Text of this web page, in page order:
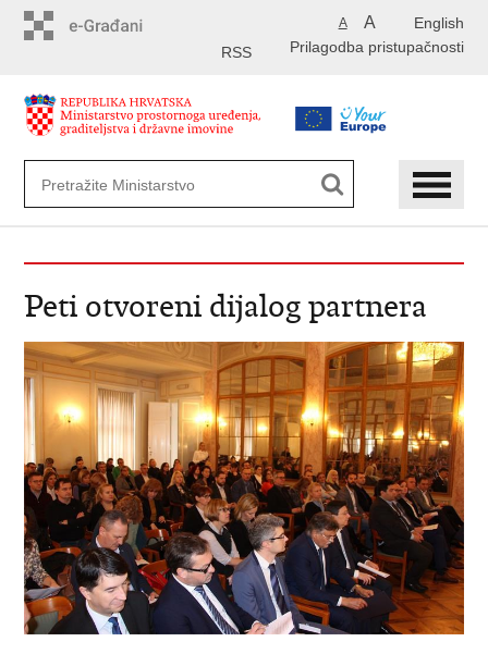
English
A A
Prilagodba pristupačnosti
RSS
Peti otvoreni dijalog partnera